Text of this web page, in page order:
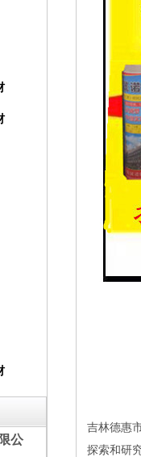
公
吉林德惠
探索和研